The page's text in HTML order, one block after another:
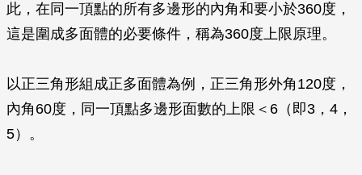
此，在同一頂點的所有多邊形的內角和要小於360度，
這是圍成多面體的必要條件，稱為360度上限原理。
以正三角形組成正多面體為例，正三角形外角120度，
內角60度，同一頂點多邊形面數的上限＜6（即3，4，
5）。